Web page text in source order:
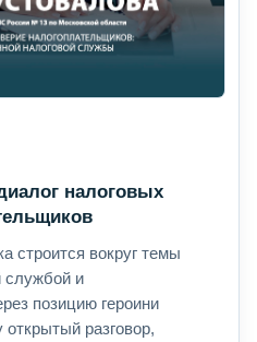
налоговых
строится вокруг темы
службой и
позицию героини
разговор,